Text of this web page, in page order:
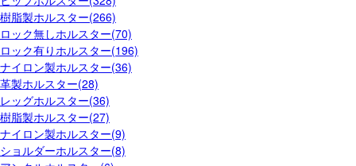
樹脂製ホルスター(266)
ロック無しホルスター(70)
ロック有りホルスター(196)
ナイロン製ホルスター(36)
革製ホルスター(28)
レッグホルスター(36)
樹脂製ホルスター(27)
ナイロン製ホルスター(9)
ショルダーホルスター(8)